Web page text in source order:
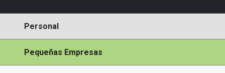
Personal
Pequeñas Empresas